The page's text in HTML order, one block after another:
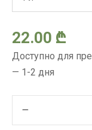
–
22.00 ₾
Доступно для
— 1-2 дня